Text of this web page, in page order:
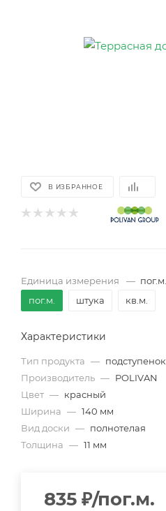
В ИЗБРАННОЕ
Единица измерения — пог.м.
пог.м.
штука кв.м.
Характеристики
Тип продукта — подступенок
Производитель — POLIVAN
Цвет — красный
Ширина — 140 мм
Вид доски — полнотелая
Толщина — 11 мм
835 ₽/пог.м.